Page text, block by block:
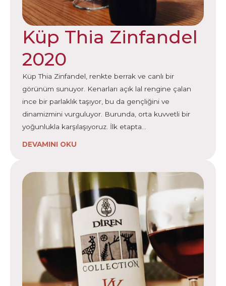
Küp Thia Zinfandel
2020
Küp Thia Zinfandel, renkte berrak ve canlı bir
görünüm sunuyor. Kenarları açık lal rengine çalan
ince bir parlaklık taşıyor, bu da gençliğini ve
dinamizmini vurguluyor. Burunda, orta kuvvetli bir
yoğunlukla karşılaşıyoruz. İlk etapta…
DEVAMINI OKU